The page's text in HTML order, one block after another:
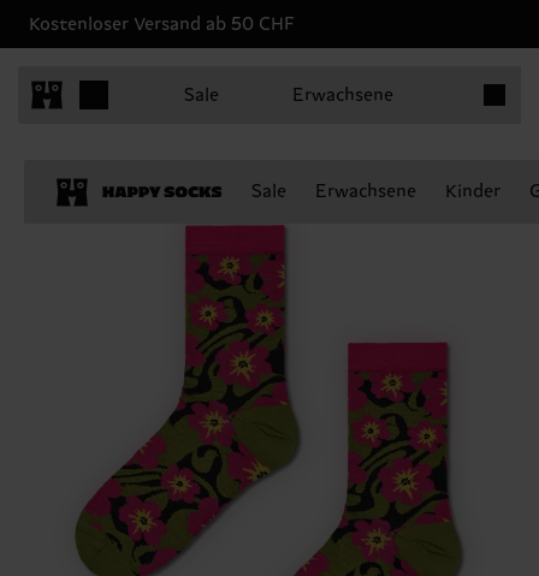
Kostenloser Versand ab 50 CHF
Sale Erwachsene
Sale Erwachsene Kinder